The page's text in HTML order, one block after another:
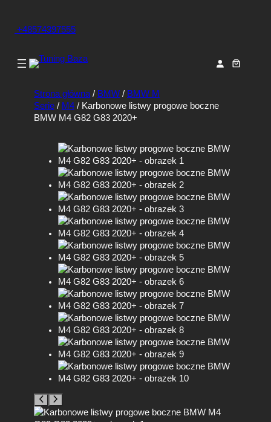
+48574397555
Strona główna / BMW / BMW M
Serie / M4 / Karbonowe listwy progowe boczne
BMW M4 G82 G83 2020+